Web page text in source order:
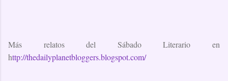
Más relatos del Sábado Literario en
http://thedailyplanetbloggers.blogspot.com/